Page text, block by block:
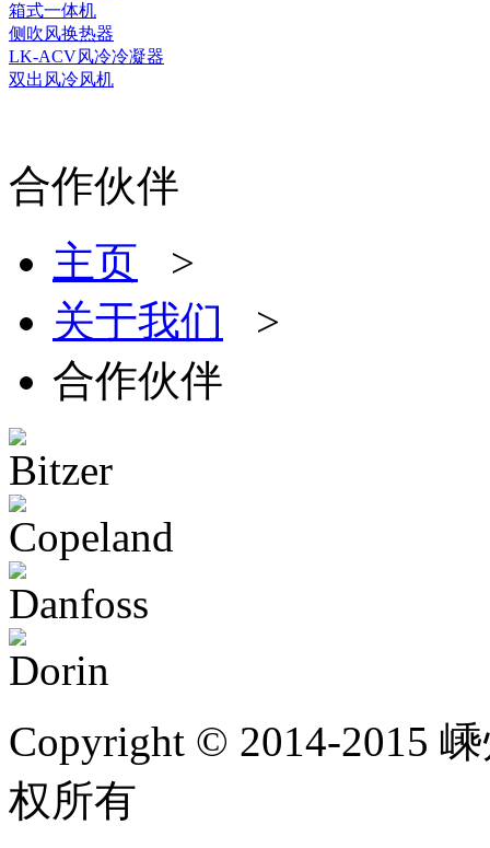
箱式一体机
侧吹风换热器
LK-ACV风冷冷凝器
双出风冷风机
合作伙伴
主页 >
关于我们 >
合作伙伴
Copyright © 2014-2015
权所有